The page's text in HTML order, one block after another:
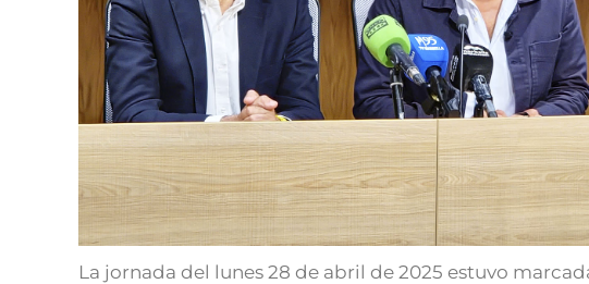
La jornada del lunes 28 de abril de 2025 estuvo